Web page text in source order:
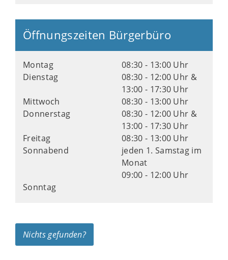
Öffnungszeiten Bürgerbüro
Montag
08:30 - 13:00 Uhr
Dienstag
08:30 - 12:00 Uhr &
13:00 - 17:30 Uhr
Mittwoch
08:30 - 13:00 Uhr
Donnerstag
08:30 - 12:00 Uhr &
13:00 - 17:30 Uhr
Freitag
08:30 - 13:00 Uhr
Sonnabend
jeden 1. Samstag im
Monat
09:00 - 12:00 Uhr
Sonntag
Nichts gefunden?